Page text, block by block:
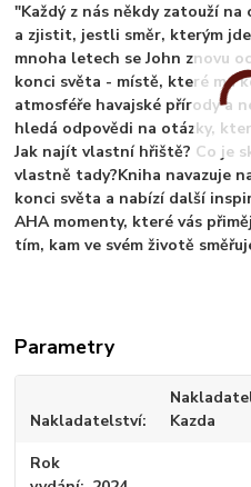
"Každý z nás někdy zatouží
a zjistit, jestli směr, kterým
mnoha letech se John znovu
konci světa - místě, které mu
atmosféře havajské přírody a
hledá odpovědi na otázky,
Jak najít vlastní hřiště? Co je
vlastně tady?Kniha navazuje
konci světa a nabízí další
AHA momenty, které vás
tím, kam ve svém životě
Parametry
Nakladatelství
Kazda
Rok